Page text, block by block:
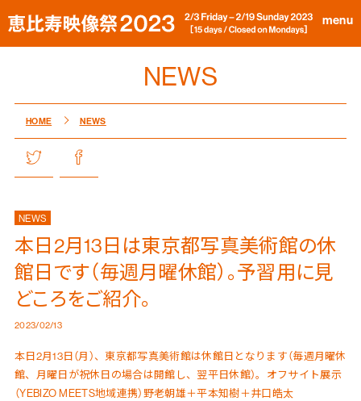
menu
NEWS
HOME NEWS
NEWS
本日2月13日は東京都写真美術館の休
館日です（毎週月曜休館）。予習用に見
どころをご紹介。
2023/02/13
本日2月13日（月）、東京都写真美術館は休館日となります（毎週月曜休
館、月曜日が祝休日の場合は開館し、翌平日休館）。オフサイト展示
（YEBIZO MEETS地域連携）野老朝雄＋平本知樹＋井口皓太